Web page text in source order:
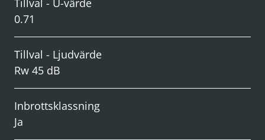
Tillval - U-värde
0.71
Tillval - Ljudvärde
Rw 45 dB
Inbrottsklassning
Ja